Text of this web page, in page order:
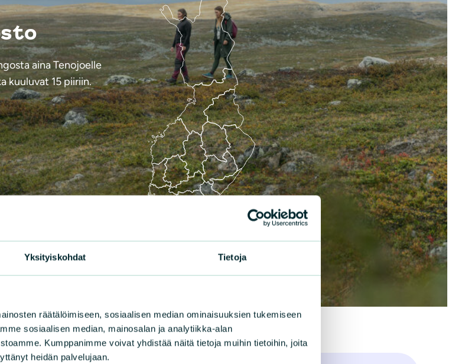
Yksityiskohdat Tietoja
räätälöimiseen, sosiaalisen median ominaisuuksien tukemiseen
sosiaalisen median, mainosalan ja analytiikka-alan
Kumppanimme voivat yhdistää näitä tietoja muihin tietoihin, joita
heidän palvelujaan.
aina Tenojoelle
kuuluvat 15 piiriin.
Pohjois-Karjala
Suomi
Kuva: Merja
Paakkanen